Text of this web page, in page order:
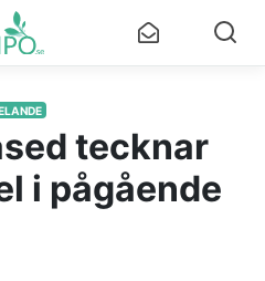
tecknar
i pågående